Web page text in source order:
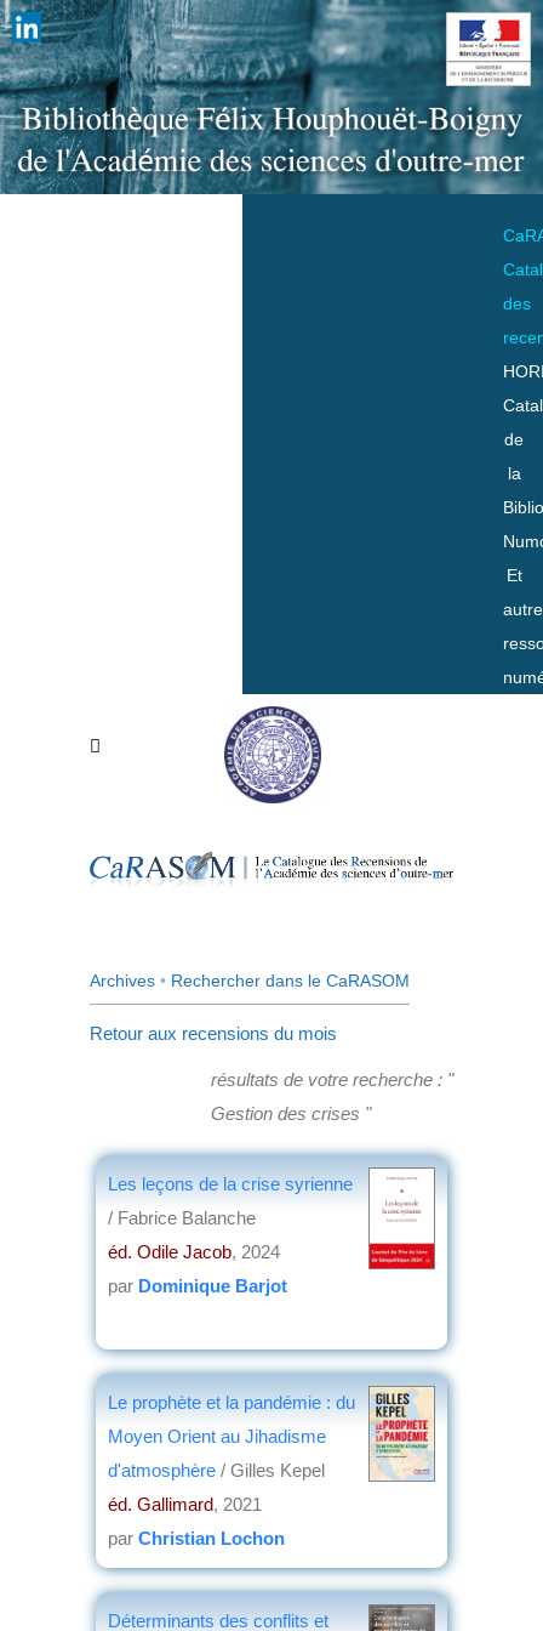
des
de
la
Et
Archives • Rechercher dans le CaRASOM
Retour aux recensions du mois
résultats de votre recherche : "
Gestion des crises "
Les leçons de la crise syrienne
/ Fabrice Balanche
éd. Odile Jacob, 2024
par Dominique Barjot
Le prophète et la pandémie : du
Moyen Orient au Jihadisme
d'atmosphère / Gilles Kepel
éd. Gallimard, 2021
par Christian Lochon
Déterminants des conflits et